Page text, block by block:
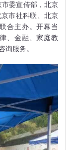
委宣传部，北京
市社科联、北京
合主办。开幕当
、金融、家庭教
询服务。